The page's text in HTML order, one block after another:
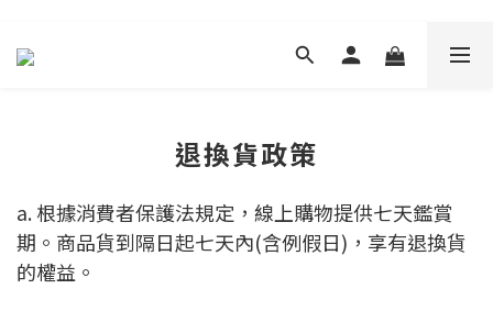
退換貨政策
a. 根據消費者保護法規定，線上購物提供七天鑑賞
期。商品貨到隔日起七天內(含例假日)，享有退換貨
的權益。